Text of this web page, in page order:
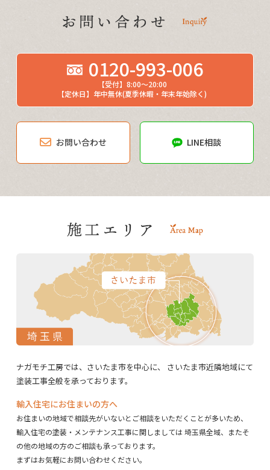
0120-993-006
【受付】8:00～20:00
【定休日】年中無休(夏季休暇・年末年始除く)
お問い合わせ LINE相談
ナガモチ工房では、さいたま市を中心に、
さいたま市近隣地域にて
塗装工事全般を承っております。
輸入住宅にお住まいの方へ
お住まいの地域で相談先がいないとご相談をいただくことが多いため、
輸入住宅の塗装・メンテナンス工事に関しましては埼玉県全域、またそ
の他の地域の方のご相談も承っております。
まずはお気軽にお問い合わせください。